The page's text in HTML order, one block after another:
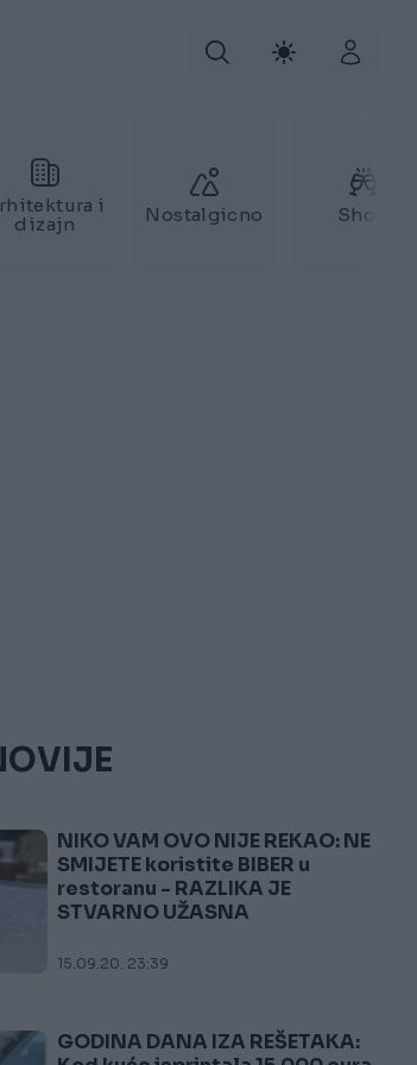
i
dizajn
Nostalgicno Show
NIKO VAM OVO NIJE REKAO: NE
SMIJETE koristite BIBER u
restoranu - RAZLIKA JE
STVARNO UŽASNA
15.09.20. 23:39
GODINA DANA IZA REŠETAKA: